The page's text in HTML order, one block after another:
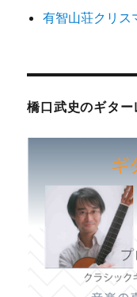
有智山荘クリス
橋口武史のギター